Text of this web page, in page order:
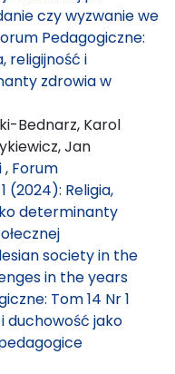
czy wyzwanie we
Pedagogiczne:
religijność i
zdrowia w
Bednarz, Karol
Jan
, Forum
(2024): Religia,
determinanty
society in the
in the years
Tom 14 Nr 1
duchowość jako